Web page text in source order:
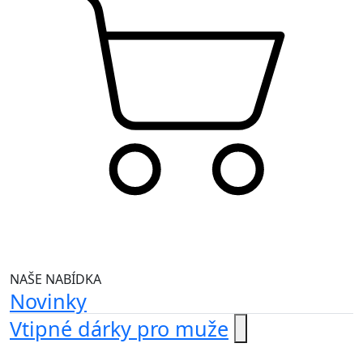
NAŠE NABÍDKA
Novinky
Vtipné dárky pro muže